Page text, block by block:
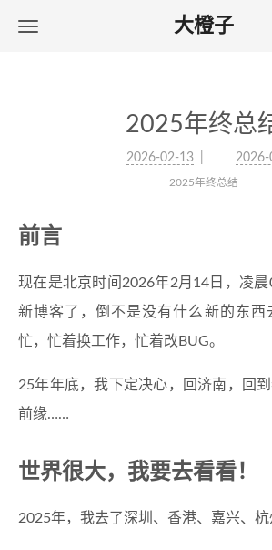
大橙子
2025年终总
2026-02-13 2026-
2025年终总结
前言
现在是北京时间2026年2月14日，凌
新博客了，倒不是没有什么新的东西
忙，忙着换工作，忙着改BUG。
25年年底，我下定决心，回济南，回
前缘……
世界很大，我要去看看！
2025年，我去了深圳、香港、嘉兴、杭